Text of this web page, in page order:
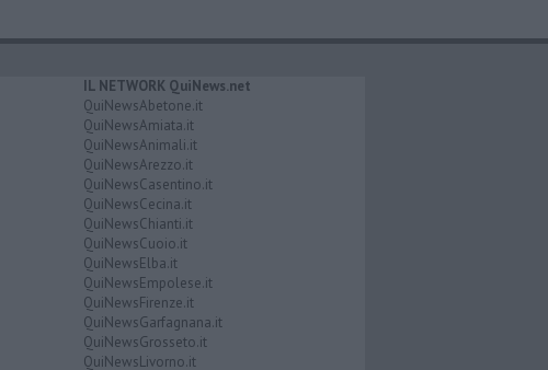
IL NETWORK QuiNews.net
QuiNewsAbetone.it
QuiNewsAmiata.it
QuiNewsAnimali.it
QuiNewsArezzo.it
QuiNewsCasentino.it
QuiNewsCecina.it
QuiNewsChianti.it
QuiNewsCuoio.it
QuiNewsElba.it
QuiNewsEmpolese.it
QuiNewsFirenze.it
QuiNewsGarfagnana.it
QuiNewsGrosseto.it
QuiNewsLivorno.it